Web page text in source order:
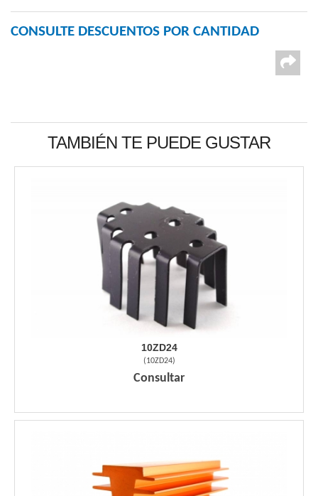
CONSULTE DESCUENTOS POR CANTIDAD
TAMBIÉN TE PUEDE GUSTAR
10ZD24
(10ZD24)
Consultar